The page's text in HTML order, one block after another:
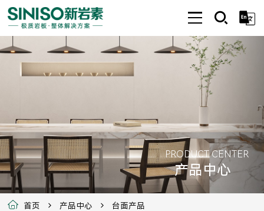
PRODUCT CENTER
产品中心
首页 产品中心 台面产品